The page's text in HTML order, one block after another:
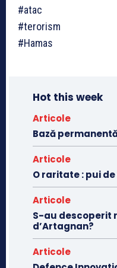
#atac
#terorism
#Hamas
Hot this week
Articole
Bază
Articole
O raritate : pui
Articole
S-au descoperit
d’Artagnan?
Articole